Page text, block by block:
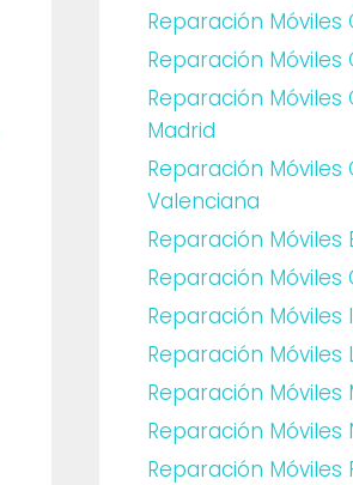
Reparación Móviles
Reparación Móviles
Reparación
Madrid
Reparación Móviles
Valenciana
Reparación Móviles
Reparación Móviles
Reparación Móviles
Reparación Móviles
Reparación Móviles
Reparación Móviles
Reparación Móviles